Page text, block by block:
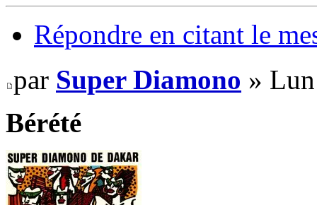
Répondre en citant le
par Super Diamono »
Bérété